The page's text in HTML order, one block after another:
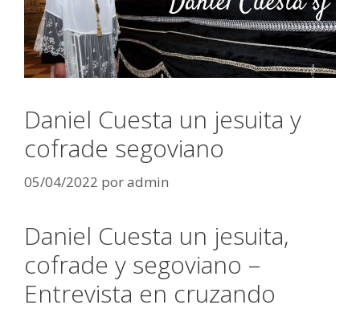
Daniel Cuesta un jesuita y
cofrade segoviano
05/04/2022 poradmin
Daniel Cuesta un jesuita,
cofrade y segoviano –
Entrevista en cruzando